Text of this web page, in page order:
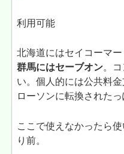
利用可能
北海道にはセイコーマ
群馬にはセーブオン。
い。個人的には公共料
ローソンに転換されたっ
ここで使えなかったら
り前。